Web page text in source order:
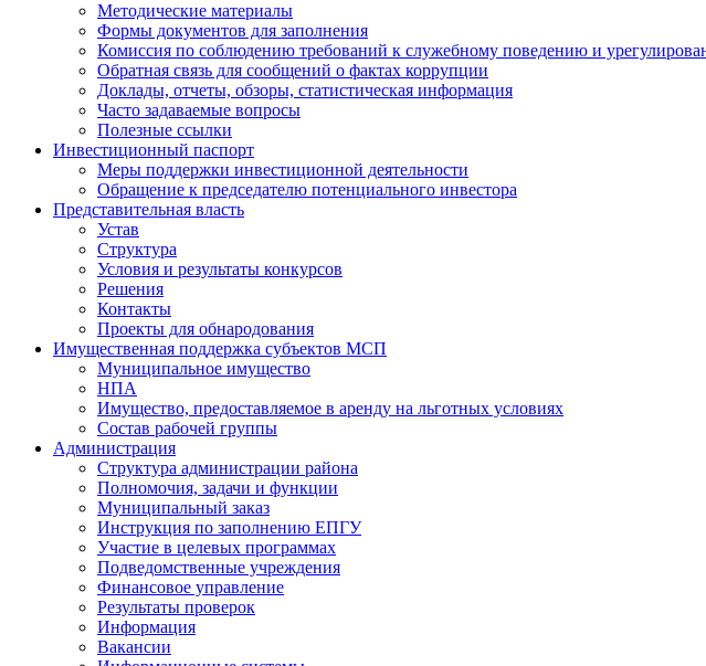
Методические материалы
Формы документов для заполнения
Комиссия по соблюдению требований к служебному поведению и
Обратная связь для сообщений о фактах коррупции
Доклады, отчеты, обзоры, статистическая информация
Часто задаваемые вопросы
Полезные ссылки
Инвестиционный паспорт
Меры поддержки инвестиционной деятельности
Обращение к председателю потенциального инвестора
Представительная власть
Устав
Структура
Условия и результаты конкурсов
Решения
Контакты
Проекты для обнародования
Имущественная поддержка субъектов МСП
Муниципальное имущество
НПА
Имущество, предоставляемое в аренду на льготных условиях
Состав рабочей группы
Администрация
Структура администрации района
Полномочия, задачи и функции
Муниципальный заказ
Инструкция по заполнению ЕПГУ
Участие в целевых программах
Подведомственные учреждения
Финансовое управление
Результаты проверок
Информация
Вакансии